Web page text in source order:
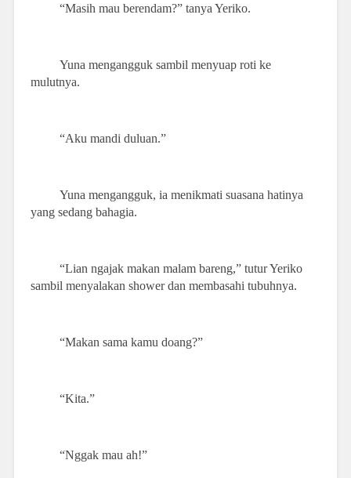
“Masih mau berendam?” tanya Yeriko.
Yuna mengangguk sambil menyuap roti ke
mulutnya.
“Aku mandi duluan.”
Yuna mengangguk, ia menikmati suasana hatinya
yang sedang bahagia.
“Lian ngajak makan malam bareng,” tutur Yeriko
sambil menyalakan shower dan membasahi tubuhnya.
“Makan sama kamu doang?”
“Kita.”
“Nggak mau ah!”